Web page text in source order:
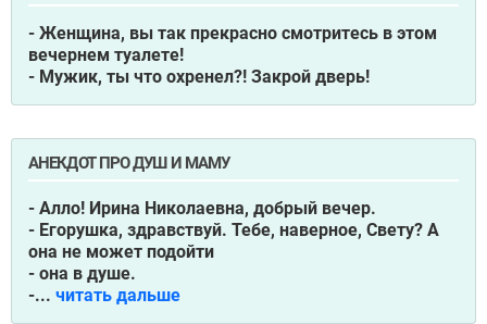
- Женщина, вы так прекрасно смотритесь в этом
вечернем туалете!
- Мужик, ты что охренел?! Закрой дверь!
АНЕКДОТ ПРО ДУШ И МАМУ
- Алло! Ирина Николаевна, добрый вечер.
- Егорушка, здравствуй. Тебе, наверное, Свету? А
она не может подойти
- она в душе.
-... читать дальше